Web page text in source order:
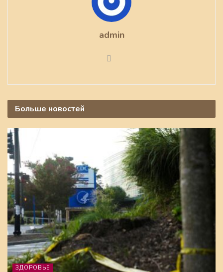
admin
Больше новостей
ЗДОРОВЬЕ